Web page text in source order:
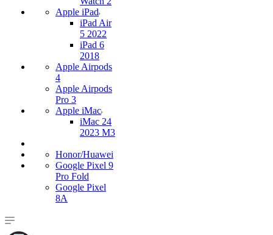
Apple iPad
iPad Air
5 2022
iPad 6
2018
Apple Airpods
4
Apple Airpods
Pro 3
Apple iMac
iMac 24
2023 M3
Honor/Huawei
Google Pixel 9
Pro Fold
Google Pixel
8A